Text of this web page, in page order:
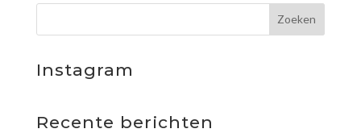
Instagram
Recente berichten